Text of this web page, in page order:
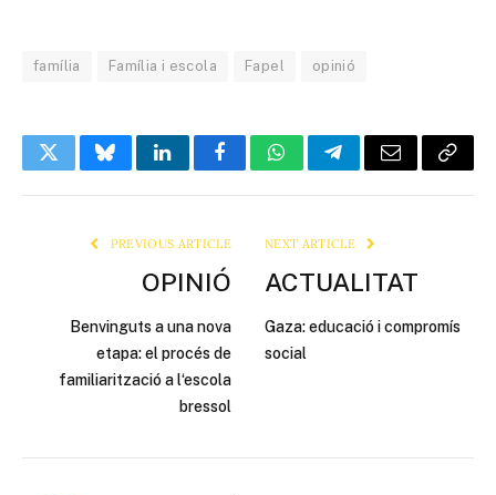
família Família i escola Fapel opinió
TwitterBlueskyLinkedInFacebookWhatsAppTelegramEmail Copy
PREVIOUS ARTICLE
OPINIÓ
Benvinguts a una nova
etapa: el procés de
familiarització a l‘escola
bressol
NEXT ARTICLE
ACTUALITAT
Gaza: educació i compromís
social